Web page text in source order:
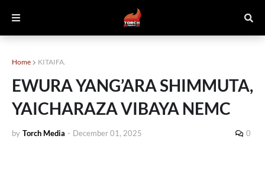
Home KITAIFA.
EWURA YANG’ARA SHIMMUTA,
YAICHARAZA VIBAYA NEMC
by Torch Media - December 01, 2025 0